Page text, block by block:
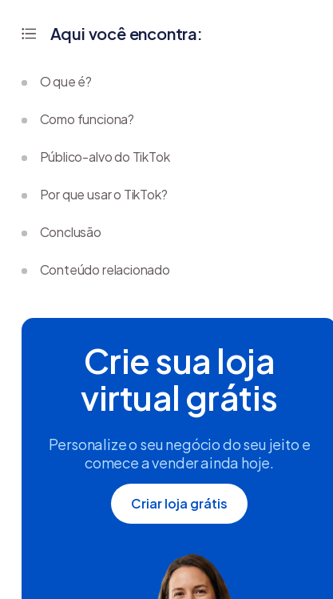
Aqui você encontra:
O que é?
Como funciona?
Público-alvo do TikTok
Por que usar o TikTok?
Conclusão
Conteúdo relacionado
Crie sua loja
virtual grátis
Personalize o seu negócio do seu jeito e
comece a vender ainda hoje.
Criar loja grátis